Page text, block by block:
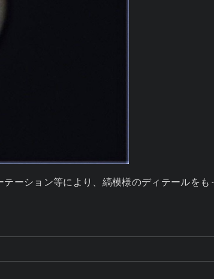
ーション等により、縞模様のディテールをも